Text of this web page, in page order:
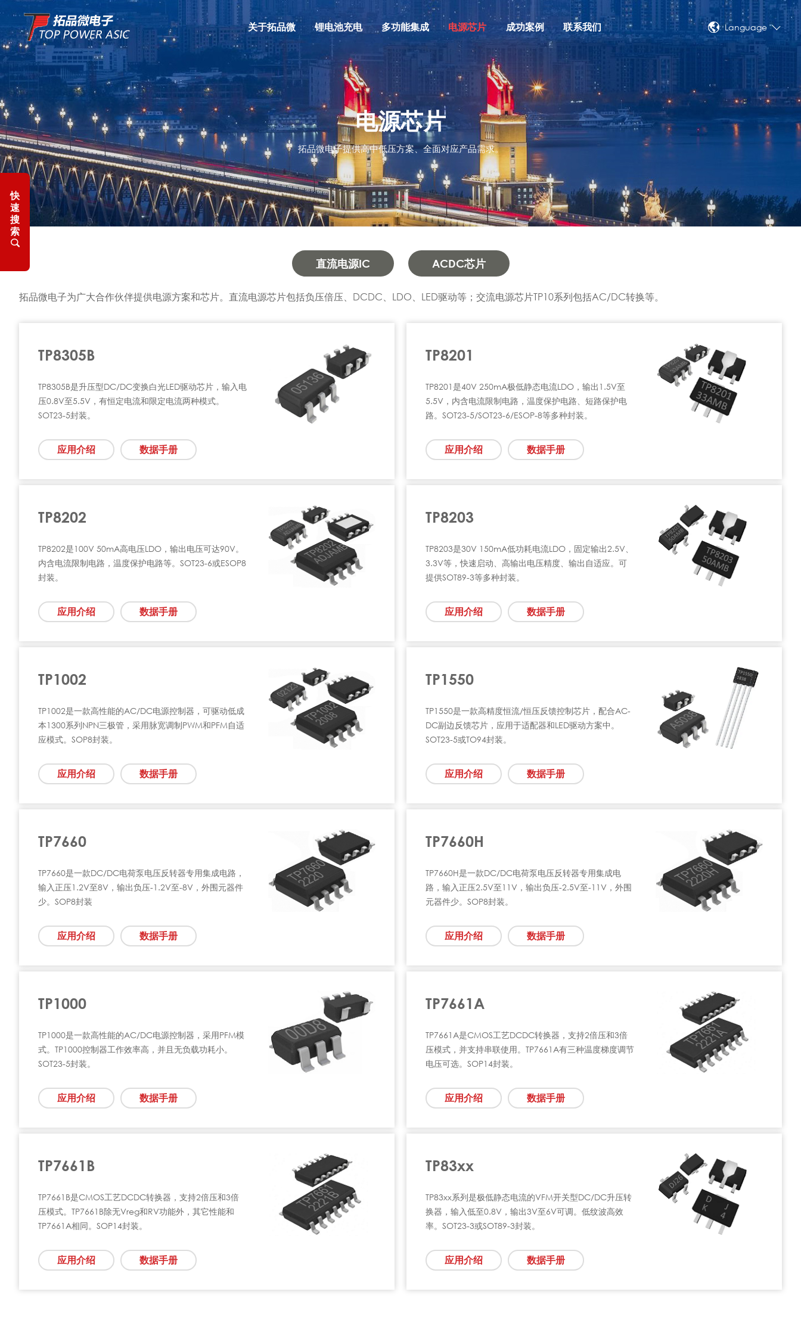
关于拓品微 锂电池充电 多功能集成 电源芯片 成功案例 联系我们 Language
快
速
搜
索
电源芯片
拓品微电子提供高中低压方案、全面对应产品需求。
直流电源IC ACDC芯片
拓品微电子为广大合作伙伴提供电源方案和芯片。直流电源芯片包括负压倍压、DCDC、LDO、LED驱动等；交流电源芯片TP10系列包括AC/DC转换等。
TP8305B
TP8305B是升压型DC/DC变换白光LED驱动芯片，输入电
压0.8V至5.5V，有恒定电流和限定电流两种模式。
SOT23-5封装。
应用介绍 数据手册
TP8201
TP8201是40V 250mA极低静态电流LDO，输出1.5V至
5.5V，内含电流限制电路，温度保护电路、短路保护电
路。SOT23-5/SOT23-6/ESOP-8等多种封装。
应用介绍 数据手册
TP8202
TP8202是100V 50mA高电压LDO，输出电压可达90V。
内含电流限制电路，温度保护电路等。SOT23-6或ESOP8
封装。
应用介绍 数据手册
TP8203
TP8203是30V 150mA低功耗电流LDO，固定输出2.5V、
3.3V等，快速启动、高输出电压精度、输出自适应。可
提供SOT89-3等多种封装。
应用介绍 数据手册
TP1002
TP1002是一款高性能的AC/DC电源控制器，可驱动低成
本1300系列NPN三极管，采用脉宽调制PWM和PFM自适
应模式。SOP8封装。
应用介绍 数据手册
TP1550
TP1550是一款高精度恒流/恒压反馈控制芯片，配合AC-
DC副边反馈芯片，应用于适配器和LED驱动方案中。
SOT23-5或TO94封装。
应用介绍 数据手册
TP7660
TP7660是一款DC/DC电荷泵电压反转器专用集成电路，
输入正压1.2V至8V，输出负压-1.2V至-8V，外围元器件
少。SOP8封装
应用介绍 数据手册
TP7660H
TP7660H是一款DC/DC电荷泵电压反转器专用集成电
路，输入正压2.5V至11V，输出负压-2.5V至-11V，外围
元器件少。SOP8封装。
应用介绍 数据手册
TP1000
TP1000是一款高性能的AC/DC电源控制器，采用PFM模
式。TP1000控制器工作效率高，并且无负载功耗小。
SOT23-5封装。
应用介绍 数据手册
TP7661A
TP7661A是CMOS工艺DCDC转换器，支持2倍压和3倍
压模式，并支持串联使用。TP7661A有三种温度梯度调节
电压可选。SOP14封装。
应用介绍 数据手册
TP7661B
TP7661B是CMOS工艺DCDC转换器，支持2倍压和3倍
压模式。TP7661B除无Vreg和RV功能外，其它性能和
TP7661A相同。SOP14封装。
应用介绍 数据手册
TP83xx
TP83xx系列是极低静态电流的VFM开关型DC/DC升压转
换器，输入低至0.8V，输出3V至6V可调。低纹波高效
率。SOT23-3或SOT89-3封装。
应用介绍 数据手册